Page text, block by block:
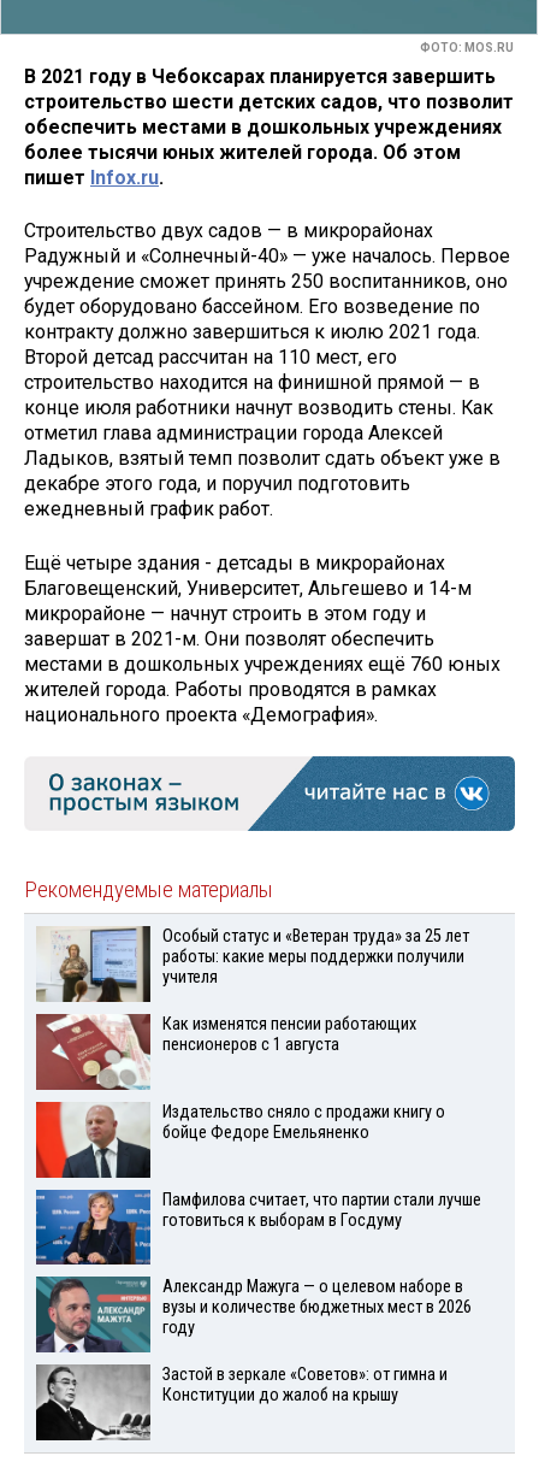
ФОТО: MOS.RU
В 2021 году в Чебоксарах планируется завершить
строительство шести детских садов, что позволит
обеспечить местами в дошкольных учреждениях
более тысячи юных жителей города. Об этом
пишет Infox.ru.
Строительство двух садов — в микрорайонах
Радужный и «Солнечный-40» — уже началось. Первое
учреждение сможет принять 250 воспитанников, оно
будет оборудовано бассейном. Его возведение по
контракту должно завершиться к июлю 2021 года.
Второй детсад рассчитан на 110 мест, его
строительство находится на финишной прямой — в
конце июля работники начнут возводить стены. Как
отметил глава администрации города Алексей
Ладыков, взятый темп позволит сдать объект уже в
декабре этого года, и поручил подготовить
ежедневный график работ.
Ещё четыре здания - детсады в микрорайонах
Благовещенский, Университет, Альгешево и 14-м
микрорайоне — начнут строить в этом году и
завершат в 2021-м. Они позволят обеспечить
местами в дошкольных учреждениях ещё 760 юных
жителей города. Работы проводятся в рамках
национального проекта «Демография».
Рекомендуемые материалы
Особый статус и «Ветеран труда» за 25 лет
работы: какие меры поддержки получили
учителя
Как изменятся пенсии работающих
пенсионеров с 1 августа
Издательство сняло с продажи книгу о
бойце Федоре Емельяненко
Памфилова считает, что партии стали лучше
готовиться к выборам в Госдуму
Александр Мажуга — о целевом наборе в
вузы и количестве бюджетных мест в 2026
году
Застой в зеркале «Советов»: от гимна и
Конституции до жалоб на крышу